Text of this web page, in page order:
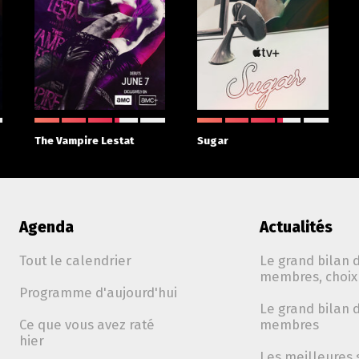
The Vampire Lestat Sugar
Agenda
Tout le calendrier
Programme d'aujourd'hui
Ce que vous avez raté
hier
Actualités
Le grand bilan
membres,
Le grand bilan
membres